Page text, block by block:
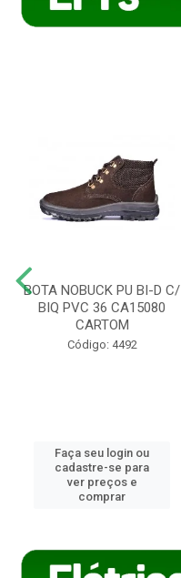
BOTA NOBUCK PU BI-D C/
BIQ PVC 36 CA15080
CARTOM
Código: 4492
Faça seu login ou
cadastre-se para
ver preços e
comprar